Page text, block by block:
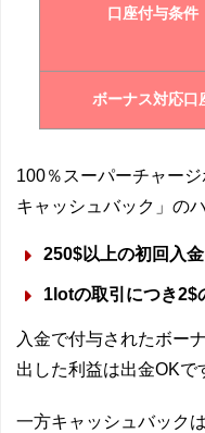
口座付与条件
ボーナス対応口
100％スーパーチャー
キャッシュバック」の
250$以上の初回入
1lotの取引につき2$
入金で付与されたボー
出した利益は出金OKで
一方キャッシュバック